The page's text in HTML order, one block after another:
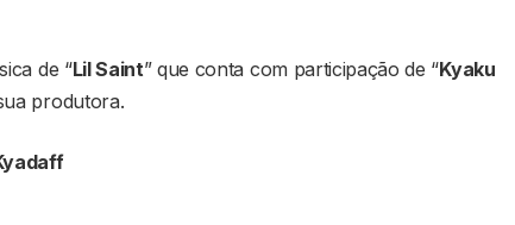
de “Lil Saint” que conta com participação de “Kyaku
produtora.